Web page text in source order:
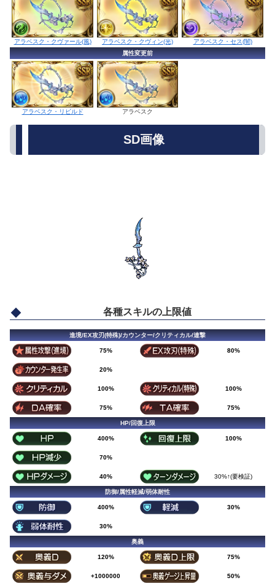
アラベスク・クヴァール(風) アラベスク・クヴィン(光)
アラベスク・セス(闇)
属性変更前
アラベスク・リビルド アラベスク
SD画像
各種スキルの上限値
進境/EX攻刃(特殊)/カウンター/クリティカル/連撃
75% 80%
20%
100% 100%
75% 75%
HP/回復上限
400% 100%
70%
40% 30%↑(要検証)
防御/属性軽減/弱体耐性
400% 30%
30%
奥義
120% 75%
+1000000 50%